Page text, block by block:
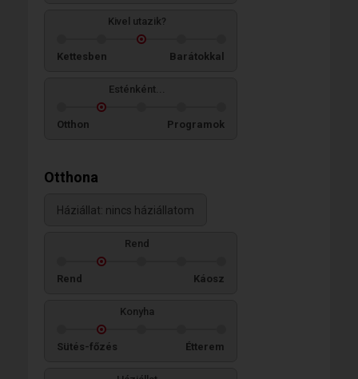
Kivel utazik?
Kettesben Barátokkal
Esténként...
Otthon Programok
Otthona
Háziállat: nincs háziállatom
Rend
Rend Káosz
Konyha
Sütés-főzés Étterem